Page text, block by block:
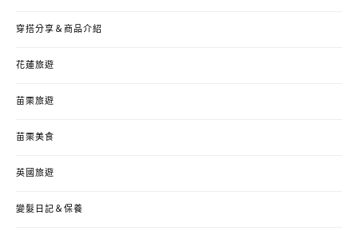
穿搭分享＆商品介紹
花蓮旅遊
苗栗旅遊
苗栗美食
英國旅遊
變髮日記＆保養